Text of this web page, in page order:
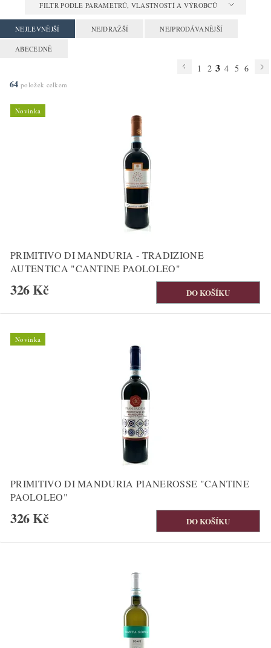
FILTR PODLE PARAMETRŮ, VLASTNOSTÍ A VÝROBCŮ
NEJLEVNĚJŠÍ NEJDRAŽŠÍ NEJPRODÁVANĚJŠÍ
ABECEDNĚ
1 2 3 4 5 6
64 položek celkem
Novinka
PRIMITIVO DI MANDURIA - TRADIZIONE
AUTENTICA "CANTINE PAOLOLEO"
326 Kč
Novinka
PRIMITIVO DI MANDURIA PIANEROSSE "CANTINE
PAOLOLEO"
326 Kč